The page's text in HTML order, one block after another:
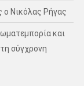
ο Νικόλας Ρήγας
και
σύγχρονη